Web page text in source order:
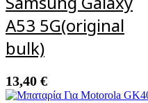
A53 5G(original
bulk)
13,40 €